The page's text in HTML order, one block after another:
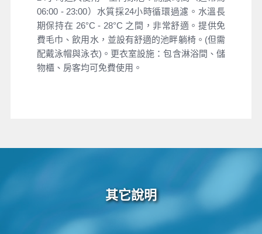
06:00 - 23:00）水質採24小時循環過濾。水溫長
期保持在 26°C - 28°C 之間，非常舒適。提供免
費毛巾、飲用水，並設有舒適的池畔躺椅。(但需
配戴泳帽與泳衣)。更衣室設施：包含淋浴間、儲
物櫃、房客均可免費使用。
其它說明